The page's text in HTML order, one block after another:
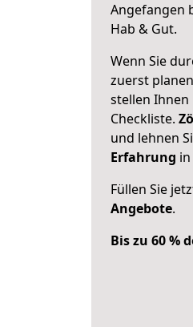
Angefangen
Hab & Gut.
Wenn Sie
zuerst
stellen Ihnen
Checkliste.
und lehnen
Erfahrung
Füllen Sie
Angebote.
Bis zu 60 %